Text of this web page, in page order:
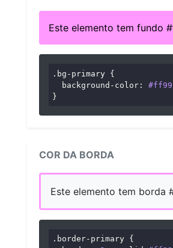
Este elemento tem fundo
.bg-primary {
background-color :
}
COR DA BORDA
Este elemento tem borda
.border-primary {